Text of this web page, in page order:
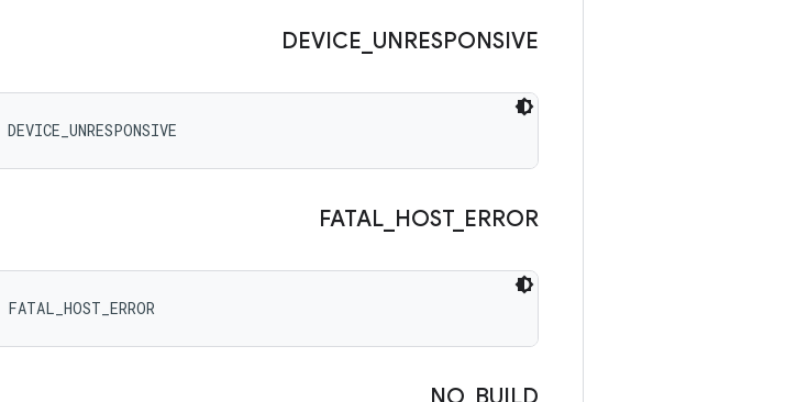
DEVICE UNRESPONSIVE
DEVICE_UNRESPONSIVE
FATAL HOST_ ERROR
FATAL_HOST_ERROR